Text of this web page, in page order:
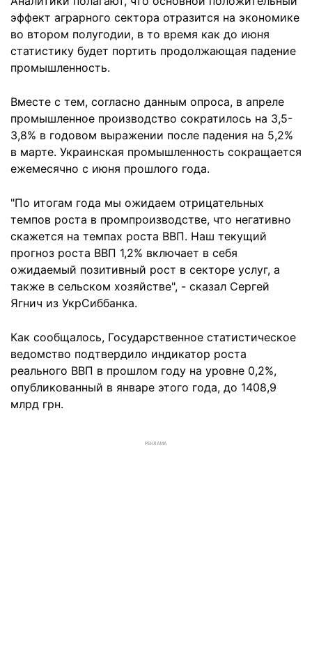
эффект аграрного сектора отразится на экономике
во втором полугодии, в то время как до июня
статистику будет портить продолжающая падение
промышленность.
Вместе с тем, согласно данным опроса, в апреле
промышленное производство сократилось на 3,5-
3,8% в годовом выражении после падения на 5,2%
в марте. Украинская промышленность сокращается
ежемесячно с июня прошлого года.
"По итогам года мы ожидаем отрицательных
темпов роста в промпроизводстве, что негативно
скажется на темпах роста ВВП. Наш текущий
прогноз роста ВВП 1,2% включает в себя
ожидаемый позитивный рост в секторе услуг, а
также в сельском хозяйстве", - сказал Сергей
Ягнич из УкрСиббанка.
Как сообщалось, Государственное статистическое
ведомство подтвердило индикатор роста
реального ВВП в прошлом году на уровне 0,2%,
опубликованный в январе этого года, до 1408,9
млрд грн.
РЕКЛАМА